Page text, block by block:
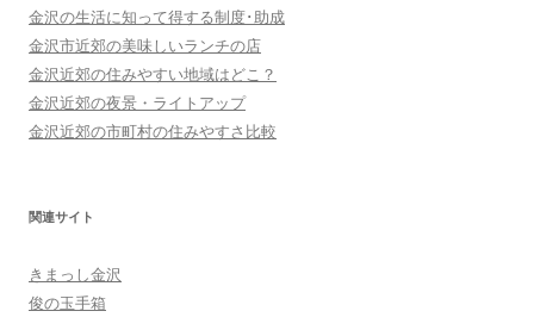
金沢の生活に知って得する制度･助成
金沢市近郊の美味しいランチの店
金沢近郊の住みやすい地域はどこ？
金沢近郊の夜景・ライトアップ
金沢近郊の市町村の住みやすさ比較
関連サイト
きまっし金沢
俊の玉手箱